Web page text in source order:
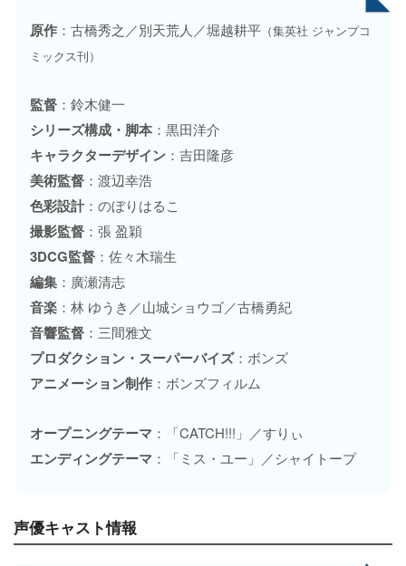
原作：古橋秀之／別天荒人／堀越耕平（集英社 ジャンプコ
ミックス刊）
監督：鈴木健一
シリーズ構成・脚本：黒田洋介
キャラクターデザイン：吉田隆彦
美術監督：渡辺幸浩
色彩設計：のぼりはるこ
撮影監督：張 盈穎
3DCG監督：佐々木瑞生
編集：廣瀬清志
音楽：林 ゆうき／山城ショウゴ／古橋勇紀
音響監督：三間雅文
プロダクション・スーパーバイズ：ボンズ
アニメーション制作：ボンズフィルム
オープニングテーマ：「CATCH!!!」／すりぃ
エンディングテーマ：「ミス・ユー」／シャイトープ
声優キャスト情報